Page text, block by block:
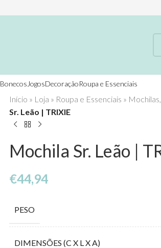
Bonecos JogosDecoraçãoRoupa e Essenciais
Início » Loja » Roupa e Essenciais »
Sr. Leão | TRIXIE
Mochila Sr. Leão |
€44,94
PESO
DIMENSÕES (C X L X A)